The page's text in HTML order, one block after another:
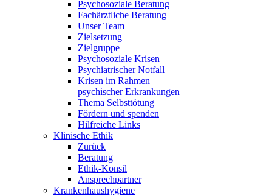
Psychosoziale Beratung
Fachärztliche Beratung
Unser Team
Zielsetzung
Zielgruppe
Psychosoziale Krisen
Psychiatrischer Notfall
Krisen im Rahmen
psychischer Erkrankungen
Thema Selbsttötung
Fördern und spenden
Hilfreiche Links
Klinische Ethik
Zurück
Beratung
Ethik-Konsil
Ansprechpartner
Krankenhaushygiene